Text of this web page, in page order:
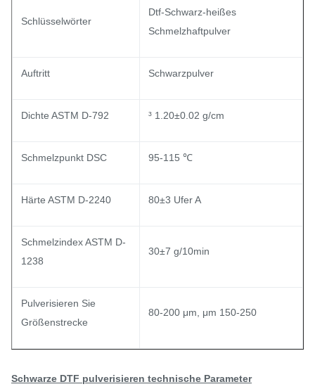
Schlüsselwörter
Dtf-Schwarz-heißes
Schmelzhaftpulver
Auftritt Schwarzpulver
Dichte ASTM D-792 ³ 1.20±0.02 g/cm
Schmelzpunkt DSC 95-115 ℃
Härte ASTM D-2240 80±3 Ufer A
Schmelzindex ASTM D-
1238
30±7 g/10min
Pulverisieren Sie
Größenstrecke
80-200 μm, μm 150-250
Schwarze DTF pulverisieren technische Parameter